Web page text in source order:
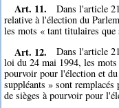
Art. 11.
Dans l'article
relative à l'élection du
les mots « tant titulaires
Art. 12.
Dans l'article
loi du 24 mai 1994, les
pourvoir pour l'élection et
suppléants » sont
de sièges à pourvoir pour